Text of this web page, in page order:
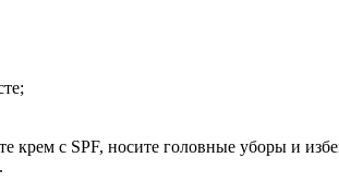
крем с SPF, носите головные уборы и